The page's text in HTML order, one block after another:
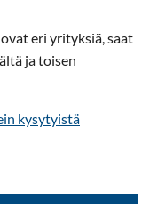
eri yrityksiä, saat
ja toisen
kysytyistä